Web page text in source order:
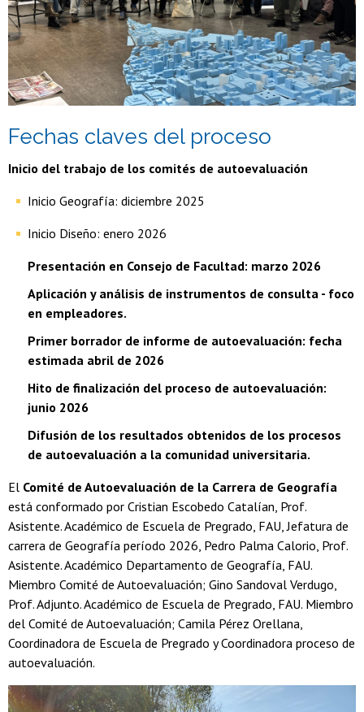
Fechas claves del proceso
Inicio del trabajo de los comités de autoevaluación
Inicio Geografía: diciembre 2025
Inicio Diseño: enero 2026
Presentación en Consejo de Facultad: marzo 2026
Aplicación y análisis de instrumentos de consulta - foco
en empleadores.
Primer borrador de informe de autoevaluación: fecha
estimada abril de 2026
Hito de finalización del proceso de autoevaluación:
junio 2026
Difusión de los resultados obtenidos de los procesos
de autoevaluación a la comunidad universitaria.
El Comité de Autoevaluación de la Carrera de Geografía
está conformado por Cristian Escobedo Catalían, Prof.
Asistente. Académico de Escuela de Pregrado, FAU, Jefatura de
carrera de Geografía período 2026, Pedro Palma Calorio, Prof.
Asistente. Académico Departamento de Geografía, FAU.
Miembro Comité de Autoevaluación; Gino Sandoval Verdugo,
Prof. Adjunto. Académico de Escuela de Pregrado, FAU. Miembro
del Comité de Autoevaluación; Camila Pérez Orellana,
Coordinadora de Escuela de Pregrado y Coordinadora proceso de
autoevaluación.